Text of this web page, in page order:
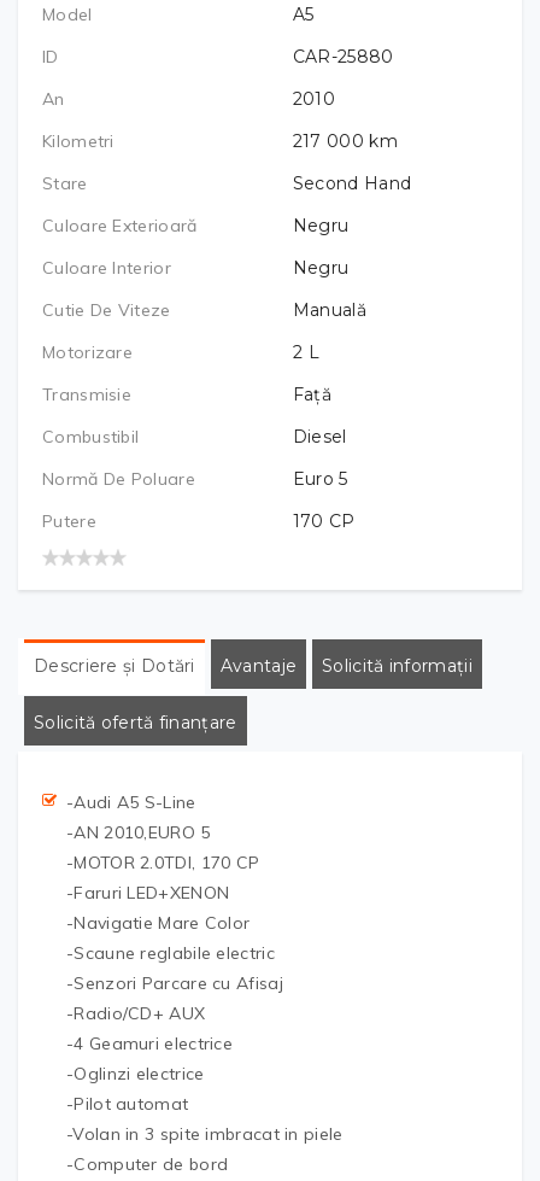
Model
A5
ID
CAR-25880
An
2010
Kilometri
217 000 km
Stare
Second Hand
Culoare Exterioară
Negru
Culoare Interior
Negru
Cutie De Viteze
Manuală
Motorizare
2 L
Transmisie
Față
Combustibil
Diesel
Normă De Poluare
Euro 5
Putere
170 CP
Descriere și Dotări Avantaje Solicită informații
Solicită ofertă finanțare
-Audi A5 S-Line
-AN 2010,EURO 5
-MOTOR 2.0TDI, 170 CP
-Faruri LED+XENON
-Navigatie Mare Color
-Scaune reglabile electric
-Senzori Parcare cu Afisaj
-Radio/CD+ AUX
-4 Geamuri electrice
-Oglinzi electrice
-Pilot automat
-Volan in 3 spite imbracat in piele
-Computer de bord